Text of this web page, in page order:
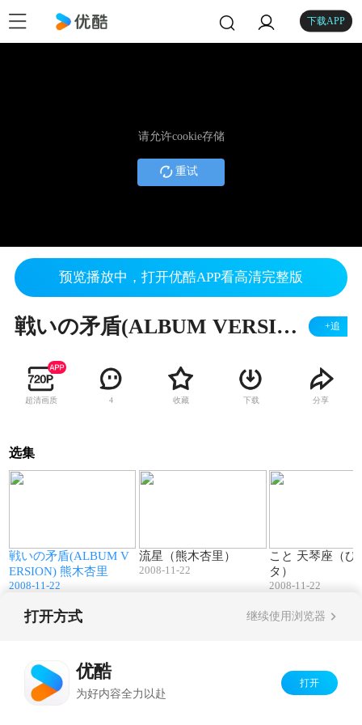
下载APP
请允许cookie存储
重试
预览播放中，打开优酷APP看高清完整版
戦いの矛盾(ALBUM VERSION) 熊木杏里 +追
超清画质 4 收藏 下载 分享
选集
戦いの矛盾(ALBUM V
ERSION) 熊木杏里
2008-11-22
流星（熊木杏里）
2008-11-22
こと 天琴座（ひ
タ）
2008-11-22
打开方式 继续使用浏览器
优酷
为好内容全力以赴
打开